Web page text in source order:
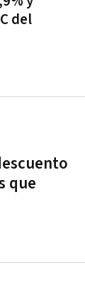
del
que